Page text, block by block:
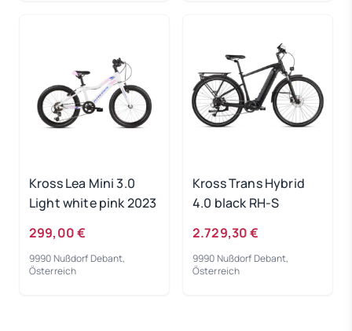
Kross Lea Mini 3.0
Light white pink 2023
299,00 €
9990 Nußdorf Debant,
Österreich
Kross Trans Hybrid
4.0 black RH-S
2.729,30 €
9990 Nußdorf Debant,
Österreich